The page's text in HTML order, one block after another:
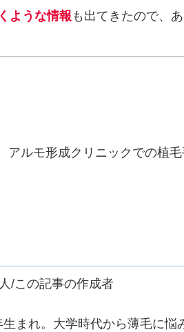
ような情報 も出てきたので、
アルモ形成クリニックでの植
/この記事の作成者
生まれ。大学時代から薄毛に悩